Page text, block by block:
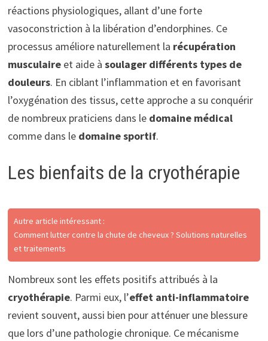
réactions physiologiques, allant d’une forte
vasoconstriction à la libération d’endorphines. Ce
processus améliore naturellement la récupération
musculaireet aide à soulager différents types de
douleurs. En ciblant l’inflammation et en favorisant
l’oxygénation des tissus, cette approche a su conquérir
de nombreux praticiens dans le domaine médical
comme dans le domaine sportif.
Les bienfaits de la cryothérapie
Autre article intéressant :
Comment lutter contre la chute de cheveux ? Solutions naturelles
et traitements
Nombreux sont les effets positifs attribués à la
cryothérapie. Parmi eux, l’effet anti-inflammatoire
revient souvent, aussi bien pour atténuer une blessure
que lors d’une pathologie chronique. Ce mécanisme